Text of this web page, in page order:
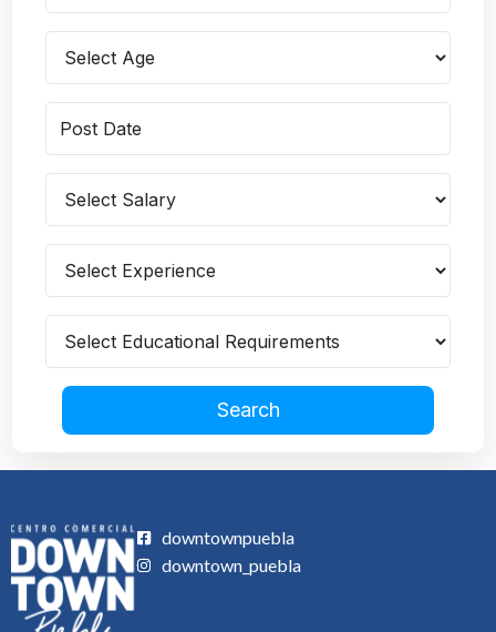
Search
downtownpuebla
downtown_puebla